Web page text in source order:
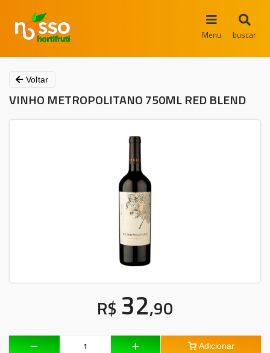
Menu buscar
Voltar
VINHO METROPOLITANO 750ML RED BLEND
R$ 32,90
Adicionar